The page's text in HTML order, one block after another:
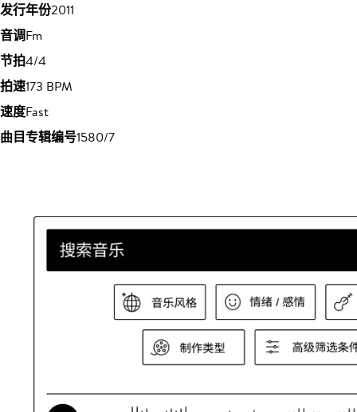
发行年份2011
音调Fm
节拍4/4
拍速173 BPM
速度Fast
曲目专辑编号1580/7